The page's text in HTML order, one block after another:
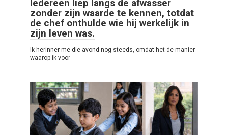
Iedereen liep langs de afwasser
zonder zijn waarde te kennen, totdat
de chef onthulde wie hij werkelijk in
zijn leven was.
Ik herinner me die avond nog steeds, omdat het de manier
waarop ik voor